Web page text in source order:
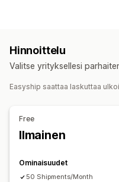
Viivakoodien skannaus
Toimitusvakuutus
Tilausten synkronointi
Lähetysten hallinnointi
Tilausten synkronointi
Kokoperusteinen
Painoperusteinen
Useat sijainnit
Mukautetut ilmoitukset
Piilota hinnat
Hinnoittelu
Valitse yrityksellesi
Easyship saattaa laskuttaa
Free
Ilmainen
Ominaisuudet
50 Shipments/Month